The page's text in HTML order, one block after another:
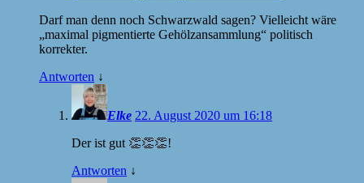
Darf man denn noch Schwarzwald sagen? Vielleicht wäre
„maximal pigmentierte Gehölzansammlung“ politisch
korrekter.
Antworten ↓
Elke 22. August 2020 um 16:18
Der ist gut 👏👏👏!
Antworten ↓